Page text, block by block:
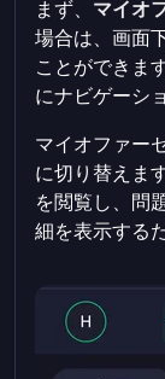
まず、 マイオ
場合は、画面
ことができま
にナビゲーシ
マイオファー
に切り替えま
を閲覧し、問
細を表示する